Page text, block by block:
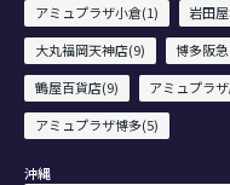
アミュプラザ小倉(1)
岩田
大丸福岡天神店(9)
博多阪
鶴屋百貨店(9)
アミュプラ
アミュプラザ博多(5)
沖縄